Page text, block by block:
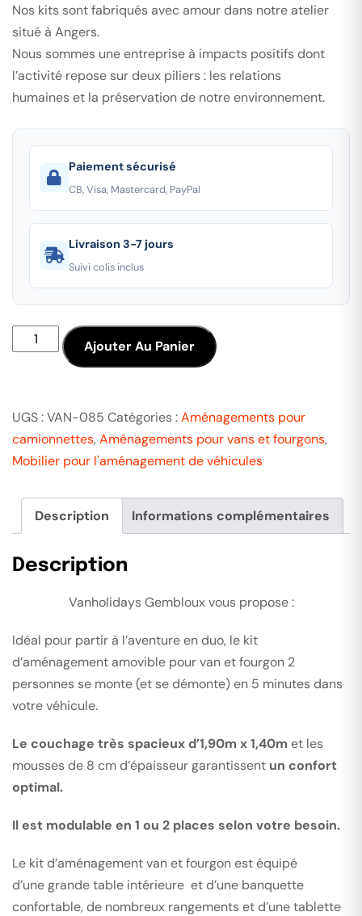
Nos kits sont fabriqués avec amour dans notre atelier
situé à Angers.
Nous sommes une entreprise à impacts positifs dont
l’activité repose sur deux piliers : les relations
humaines et la préservation de notre environnement.
Paiement sécurisé
CB, Visa, Mastercard, PayPal
Livraison 3-7 jours
Suivi colis inclus
Ajouter Au Panier
UGS :VAN-085 Catégories :Aménagements pour
camionnettes,Aménagements pour vans et fourgons,
Mobilier pour l'aménagement de véhicules
Description Informations complémentaires
Description
Vanholidays Gembloux vous propose :
Idéal pour partir à l’aventure en duo, le kit
d’aménagement amovible pour van et fourgon 2
personnes se monte (et se démonte) en 5 minutes dans
votre véhicule.
Le couchage très spacieux d’1,90m ​​​​​​​​​​x 1,40m et les
mousses de 8 cm d’épaisseur garantissent un confort
optimal.
Il est modulable en 1 ou 2 places selon votre besoin.
Le kit d’aménagement van et fourgon est équipé
d’une grande table intérieure et d’une banquette
confortable, de nombreux rangements et d’une tablette